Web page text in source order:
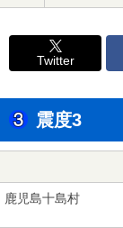
Twitter
震度3
鹿児島十島村